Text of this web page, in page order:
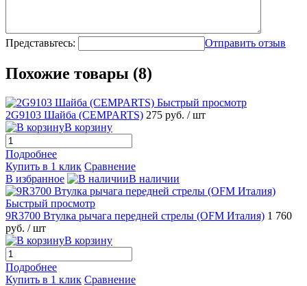
Представьтесь: Отправить отзыв
Похожие товары (8)
Быстрый просмотр
2G9103 Шайба (CEMPARTS) 275 руб. / шт
В корзину
Подробнее
Купить в 1 клик Сравнение
В избранное
В наличии
Быстрый просмотр
9R3700 Втулка рычага передней стрелы (OFM Италия) 1 760
руб. / шт
В корзину
Подробнее
Купить в 1 клик Сравнение